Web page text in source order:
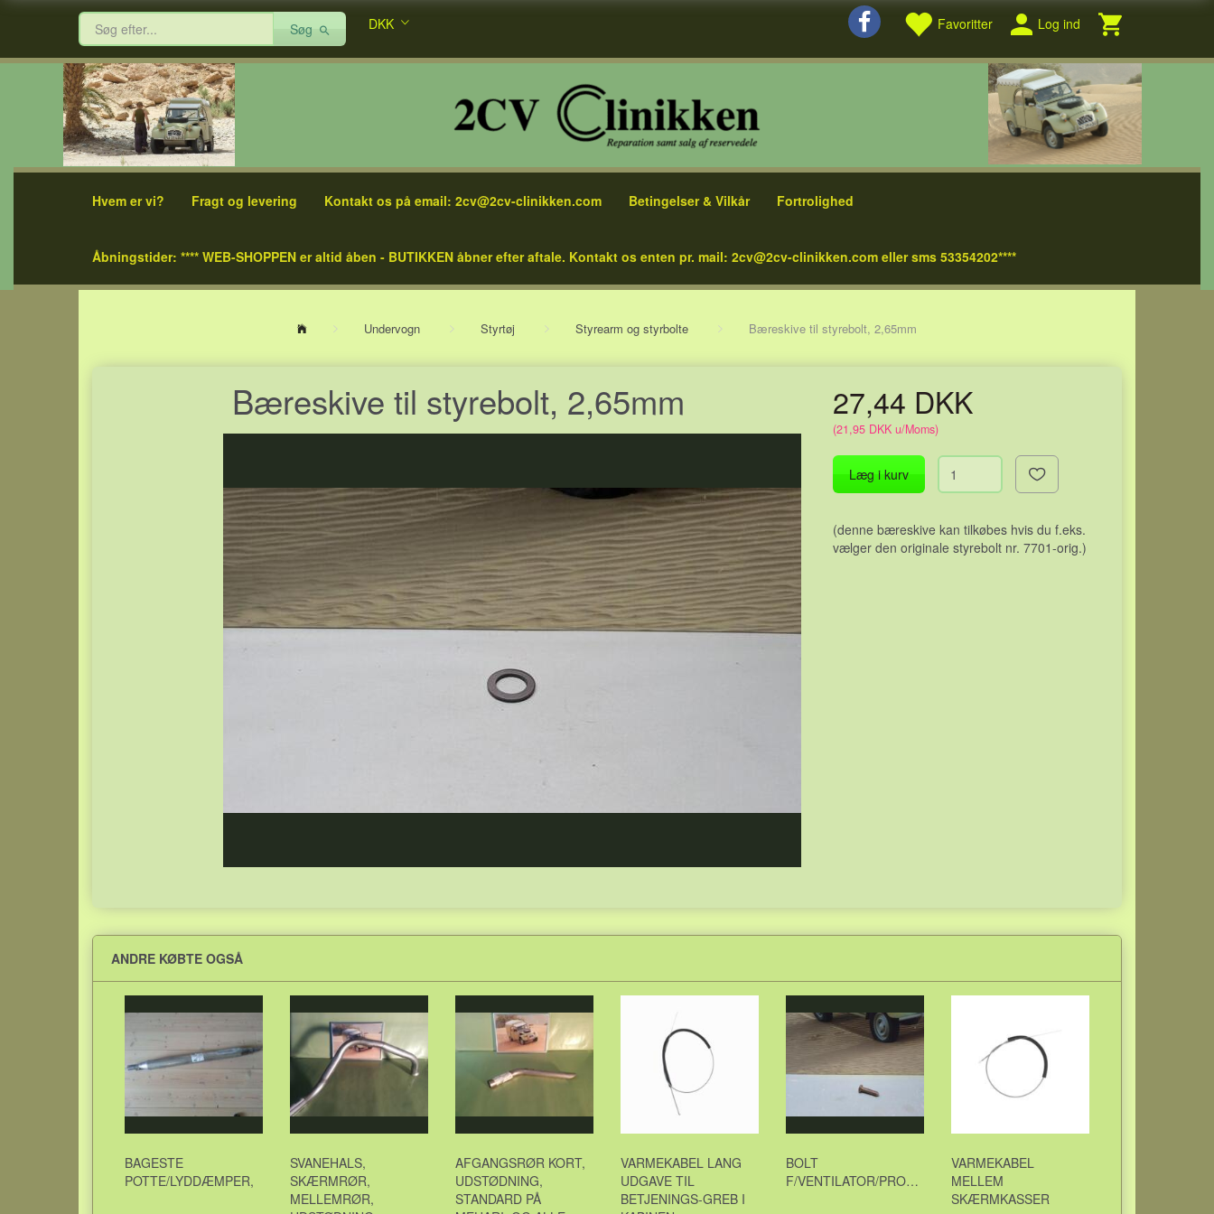
Favoritter Log ind
Søg DKK
Hvem er vi? Fragt og levering Kontakt os på email: 2cv@2cv-clinikken.com Betingelser & Vilkår Fortrolighed
Åbningstider: **** WEB-SHOPPEN er altid åben - BUTIKKEN åbner efter aftale. Kontakt os enten pr. mail: 2cv@2cv-clinikken.com eller sms 53354202****
Undervogn Styrtøj Styrearm og styrbolte Bæreskive til styrebolt, 2,65mm
Bæreskive til styrebolt, 2,65mm 27,44 DKK
(21,95 DKK u/Moms)
Læg i kurv
(denne bæreskive kan tilkøbes hvis du f.eks.
vælger den originale styrebolt nr. 7701-orig.)
ANDRE KØBTE OGSÅ
BAGESTE
POTTE/LYDDÆMPER,
SVANEHALS,
SKÆRMRØR,
MELLEMRØR,
AFGANGSRØR KORT,
UDSTØDNING,
STANDARD PÅ
VARMEKABEL LANG
UDGAVE TIL
BETJENINGS-GREB I
BOLT
F/VENTILATOR/PROPEL
VARMEKABEL
MELLEM
SKÆRMKASSER